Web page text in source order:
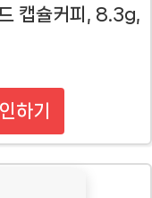
캡슐커피, 8.3g,
하기